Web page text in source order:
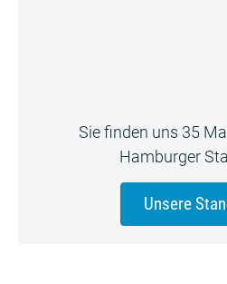
Sie finden uns 35
Hamburger
Unsere